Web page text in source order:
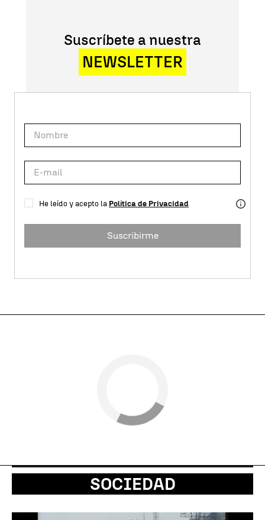
Suscríbete a nuestra
NEWSLETTER
He leído y acepto la Política de Privacidad
Suscribirme
SOCIEDAD